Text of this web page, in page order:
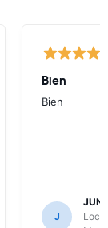
Bien
Bien
J
JUNE